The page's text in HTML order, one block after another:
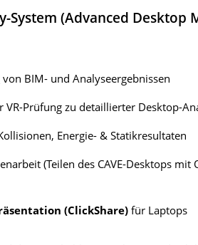
System (Advanced Desktop
BIM- und Analyseergebnissen
Prüfung zu detaillierter Desktop-
Energie- & Statikresultaten
(Teilen des CAVE-Desktops mit
(ClickShare) für Laptops